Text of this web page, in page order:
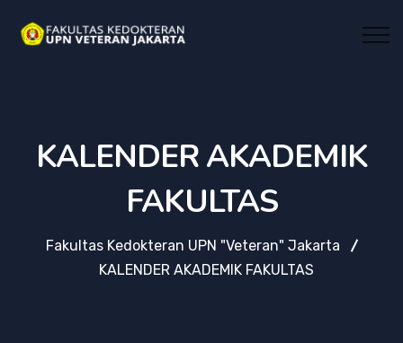
KALENDER AKADEMIK
FAKULTAS
Fakultas Kedokteran UPN "Veteran" Jakarta
KALENDER AKADEMIK FAKULTAS